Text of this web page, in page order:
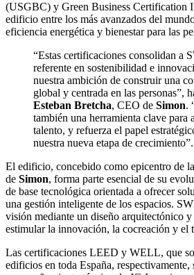
(USGBC) y Green Business Certification
edificio entre los más avanzados del
eficiencia energética y bienestar para las
“Estas certificaciones consolidan a
referente en sostenibilidad e
nuestra ambición de construir una
global y centrada en las personas”,
Esteban Bretcha, CEO de Simon.
también una herramienta clave para
talento, y refuerza el papel
nuestra nueva etapa de crecimiento”.
El edificio, concebido como epicentro de
de Simon, forma parte esencial de su
de base tecnológica orientada a ofrecer
una gestión inteligente de los espacios.
visión mediante un diseño arquitectónico
estimular la innovación, la cocreación y el
Las certificaciones LEED y WELL, que
edificios en toda España, respectivamente,